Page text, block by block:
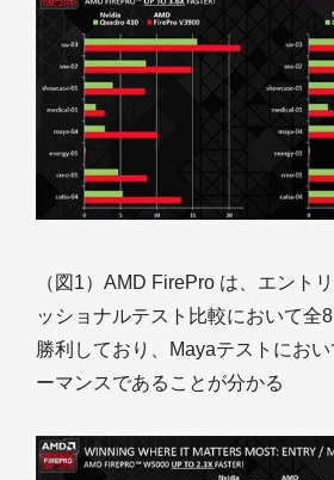
（図1）AMD FirePro は、エント
ッショナルテスト比較において全
勝利しており、Mayaテストにお
ーマンスであることが分かる